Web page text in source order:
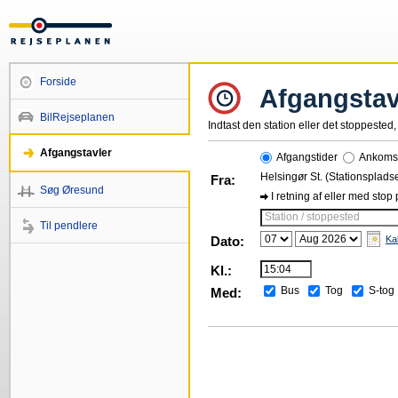
Forside
BilRejseplanen
Afgangstavler
Søg Øresund
Til pendlere
Indtast den station eller det
Afgangstider
Fra:
Helsingør St.
I retning af eller med stop
Station / stoppested
Dato:
Kl.:
Med:
Bus Tog S-tog